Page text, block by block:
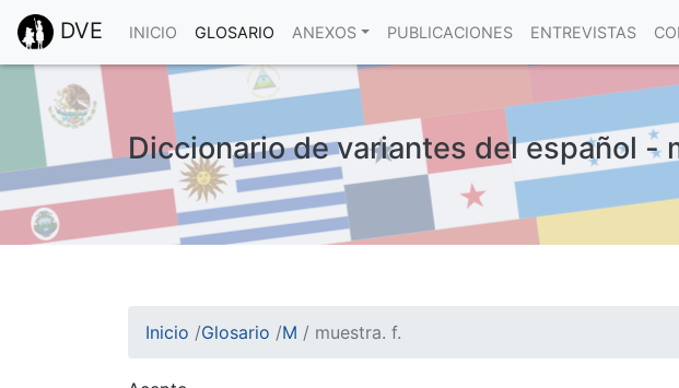
DVE INICIO GLOSARIO ANEXOS PUBLICACIONES ENTREVISTAS
Diccionario de variantes del español -
Inicio /Glosario /M / muestra. f.